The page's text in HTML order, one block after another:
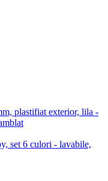
plastifiat exterior, lila -
set 6 culori - lavabile,